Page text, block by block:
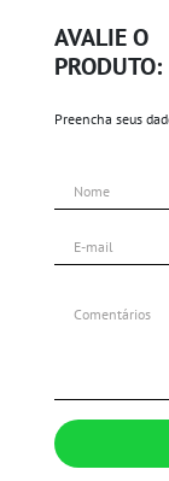
AVALIE O
PRODUTO:
Preencha seus